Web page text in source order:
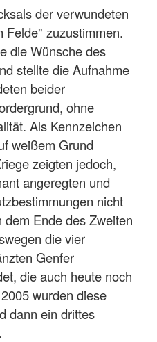
der verwundeten
Felde" zuzustimmen.
die Wünsche des
stellte die Aufnahme
beider
ohne
Als Kennzeichen
weißem Grund
zeigten jedoch,
angeregten und
nicht
Ende des Zweiten
die vier
Genfer
die auch heute noch
wurden diese
dann ein drittes